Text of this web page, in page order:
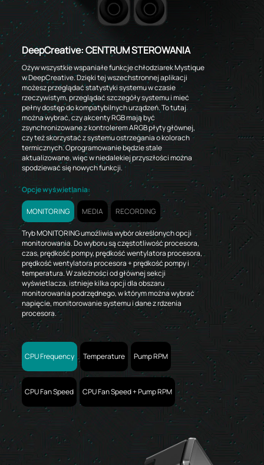
DeepCreative: CENTRUM STEROWANIA
Ożyw wszystkie wspaniałe funkcje chłodziarek Mystique
w DeepCreative. Dzięki tej wszechstronnej aplikacji
możesz przeglądać statystyki systemu w czasie
rzeczywistym, przeglądać szczegóły systemu i mieć
pełny dostęp do kompatybilnych urządzeń. To tutaj
można wybrać, czy akcenty RGB mają być
zsynchronizowane z kontrolerem ARGB płyty głównej,
czy też skorzystać z systemu ostrzegania o kolorach
termicznych. Oprogramowanie będzie stale
aktualizowane, więc w niedalekiej przyszłości można
spodziewać się nowych funkcji.
Opcje wyświetlania:
MONITORING MEDIA RECORDING
Tryb MONITORING umożliwia wybór określonych opcji
monitorowania. Do wyboru są częstotliwość procesora,
czas, prędkość pompy, prędkość wentylatora procesora,
prędkość wentylatora procesora + prędkość pompy i
temperatura. W zależności od głównej sekcji
wyświetlacza, istnieje kilka opcji dla obszaru
monitorowania podrzędnego, w którym można wybrać
napięcie, monitorowanie systemu i dane z rdzenia
procesora.
CPU Frequency Temperature Pump RPM
CPU Fan Speed CPU Fan Speed + Pump RPM